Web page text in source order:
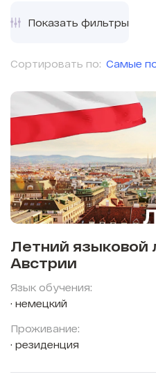
Сортировать по: Самые
Показать фильтры
Летний языковой
Австрии
Язык обучения:
немецкий
Проживание:
резиденция